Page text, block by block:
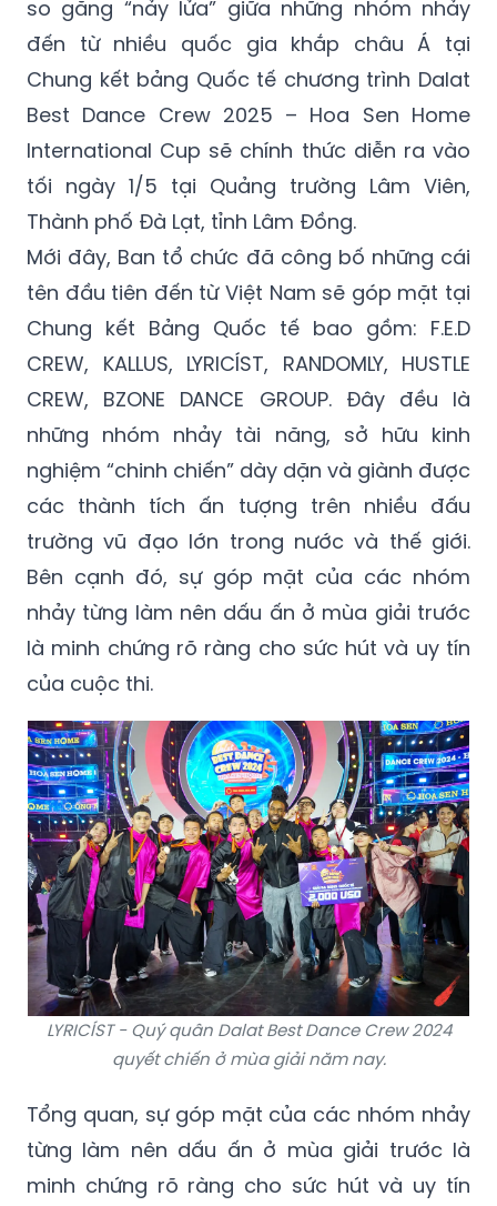
so găng “nảy lửa” giữa những nhóm nhảy
đến từ nhiều quốc gia khắp châu Á tại
Chung kết bảng Quốc tế chương trình Dalat
Best Dance Crew 2025 – Hoa Sen Home
International Cup sẽ chính thức diễn ra vào
tối ngày 1/5 tại Quảng trường Lâm Viên,
Thành phố Đà Lạt, tỉnh Lâm Đồng.
Mới đây, Ban tổ chức đã công bố những cái
tên đầu tiên đến từ Việt Nam sẽ góp mặt tại
Chung kết Bảng Quốc tế bao gồm: F.E.D
CREW, KALLUS, LYRICÍST, RANDOMLY, HUSTLE
CREW, BZONE DANCE GROUP. Đây đều là
những nhóm nhảy tài năng, sở hữu kinh
nghiệm “chinh chiến” dày dặn và giành được
các thành tích ấn tượng trên nhiều đấu
trường vũ đạo lớn trong nước và thế giới.
Bên cạnh đó, sự góp mặt của các nhóm
nhảy từng làm nên dấu ấn ở mùa giải trước
là minh chứng rõ ràng cho sức hút và uy tín
của cuộc thi.
LYRICÍST - Quý quân Dalat Best Dance Crew 2024
quyết chiến ở mùa giải năm nay.
Tổng quan, sự góp mặt của các nhóm nhảy
từng làm nên dấu ấn ở mùa giải trước là
minh chứng rõ ràng cho sức hút và uy tín